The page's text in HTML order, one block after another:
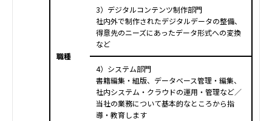
職種
3）デジタルコンテンツ制作部門
社内外で制作されたデジタルデータの整備、
得意先のニーズにあったデータ形式への変換
など
4）システム部門
書籍編集・組版、データベース管理・編集、
社内システム・クラウドの運用・管理など／
当社の業務について基本的なところから指
導・教育します